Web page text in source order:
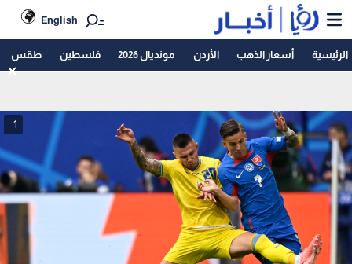
English
الرئيسية أسعار الذهب الأردن مونديال 2026 فلسطين طقس
1